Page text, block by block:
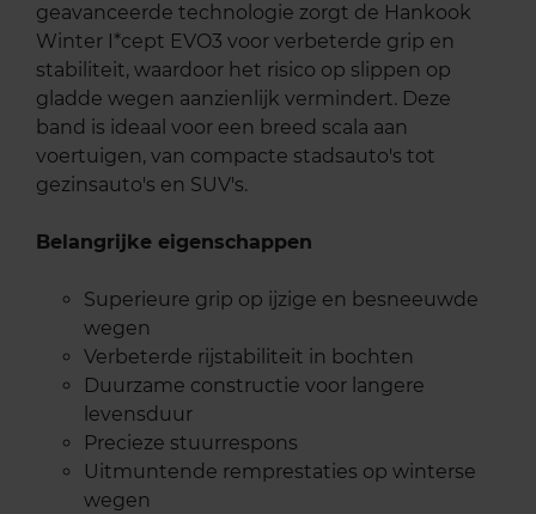
geavanceerde technologie zorgt de Hankook
Winter I*cept EVO3 voor verbeterde grip en
stabiliteit, waardoor het risico op slippen op
gladde wegen aanzienlijk vermindert. Deze
band is ideaal voor een breed scala aan
voertuigen, van compacte stadsauto's tot
gezinsauto's en SUV's.
Belangrijke eigenschappen
Superieure grip op ijzige en besneeuwde
wegen
Verbeterde rijstabiliteit in bochten
Duurzame constructie voor langere
levensduur
Precieze stuurrespons
Uitmuntende remprestaties op winterse
wegen